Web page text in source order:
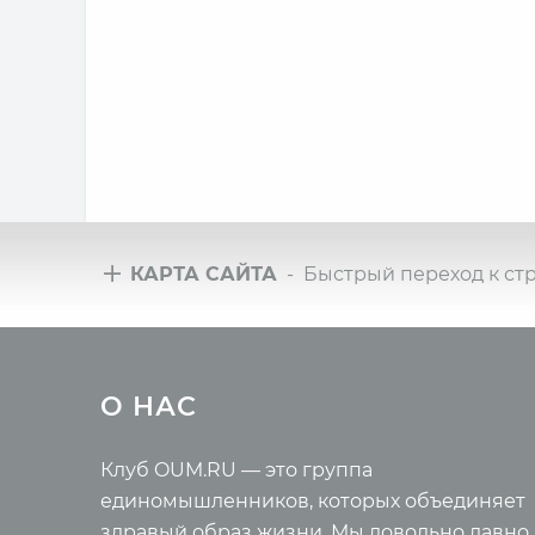
КАРТА САЙТА - Быстрый переход к
Йога-туры с клубом OUM.RU
Фото йога-туров
Аудио отзывы о турах
О НАС
Клуб OUM.RU — это группа
единомышленников, которых объединяет